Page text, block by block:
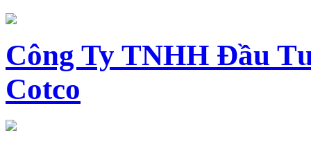
Công Ty TNHH Đầu
Cotco